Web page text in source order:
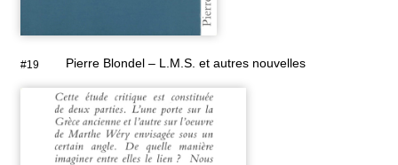
#19 Pierre Blondel – L.M.S. et autres nouvelles